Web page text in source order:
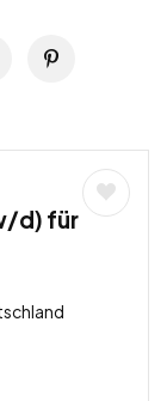
d) für